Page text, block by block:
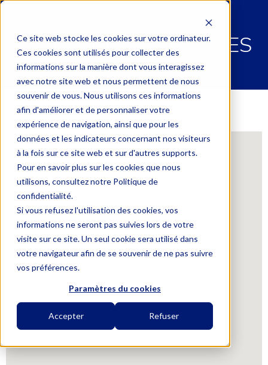
Ce site web stocke les cookies sur votre ordinateur.
Ces cookies sont utilisés pour collecter des
informations sur la manière dont vous interagissez
avec notre site web et nous permettent de nous
souvenir de vous. Nous utilisons ces informations
afin d'améliorer et de personnaliser votre
expérience de navigation, ainsi que pour les
données et les indicateurs concernant nos visiteurs
à la fois sur ce site web et sur d'autres supports.
Pour en savoir plus sur les cookies que nous
utilisons, consultez notre Politique de
confidentialité.
Si vous refusez l'utilisation des cookies, vos
informations ne seront pas suivies lors de votre
visite sur ce site. Un seul cookie sera utilisé dans
votre navigateur afin de se souvenir de ne pas suivre
vos préférences.
Paramètres du cookies
Accepter Refuser
DU PERCHE – ARCISSES